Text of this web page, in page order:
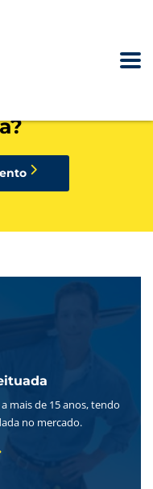
rufos,
para
mais de 15 anos, tendo
no mercado.